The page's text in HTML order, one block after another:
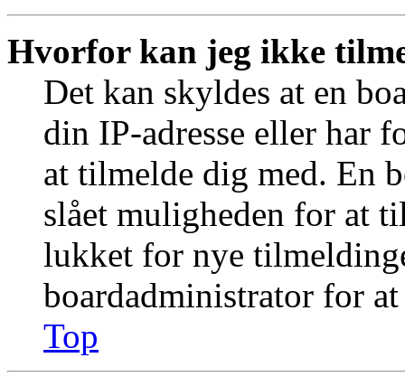
Hvorfor kan jeg ikke
Det kan skyldes at en
din IP-adresse eller har
at tilmelde dig med. En
slået muligheden for at
lukket for nye
boardadministrator for
Top